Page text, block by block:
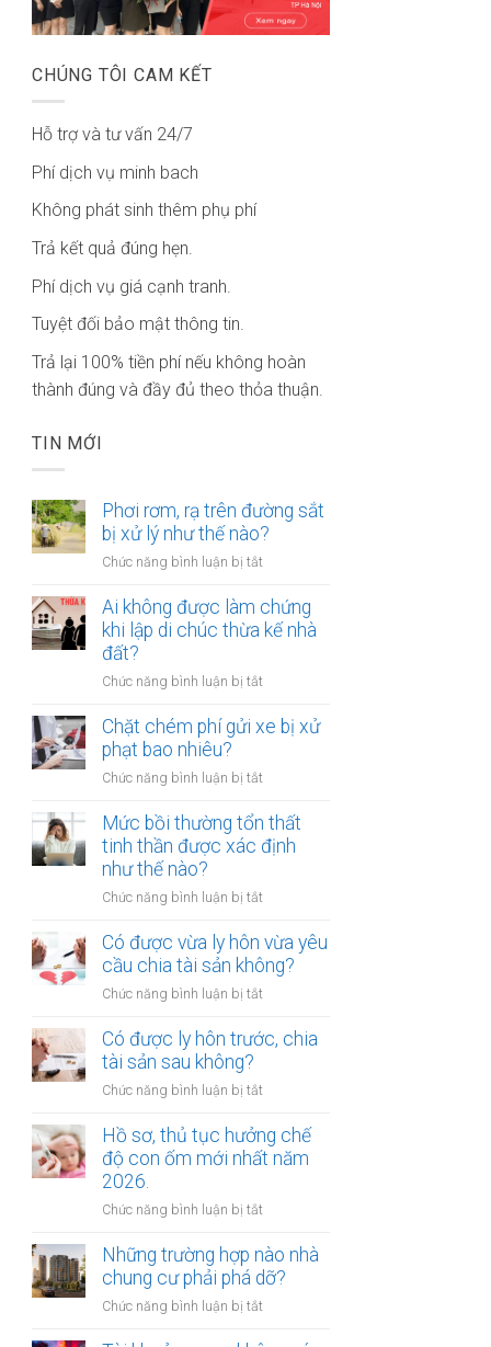
CHÚNG TÔI CAM KẾT
Hỗ trợ và tư vấn 24/7
Phí dịch vụ minh bach
Không phát sinh thêm phụ phí
Trả kết quả đúng hẹn.
Phí dịch vụ giá cạnh tranh.
Tuyệt đối bảo mật thông tin.
Trả lại 100% tiền phí nếu không hoàn
thành đúng và đầy đủ theo thỏa thuận.
TIN MỚI
Phơi rơm, rạ trên đường sắt
bị xử lý như thế nào?
Chức năng bình luận bị tắt
rơm,
rạ
sắt
xử
nào?
Ai không được làm chứng
khi lập di chúc thừa kế nhà
đất?
Chức năng bình luận bị tắt
không
chứng
lập
di
đất?
Chặt chém phí gửi xe bị xử
phạt bao nhiêu?
Chức năng bình luận bị tắt
chém
phí
gửi
bị
phạt
bao
Mức bồi thường tổn thất
tinh thần được xác định
như thế nào?
Chức năng bình luận bị tắt
bồi
thường
tổn
thất
thần
thế
nào?
Có được vừa ly hôn vừa yêu
cầu chia tài sản không?
Chức năng bình luận bị tắt
được
hôn
yêu
cầu
không?
Có được ly hôn trước, chia
tài sản sau không?
Chức năng bình luận bị tắt
được
ly
chia
sản
sau
Hồ sơ, thủ tục hưởng chế
độ con ốm mới nhất năm
2026.
Chức năng bình luận bị tắt
sơ,
thủ
hưởng
Những trường hợp nào nhà
chung cư phải phá dỡ?
Chức năng bình luận bị tắt